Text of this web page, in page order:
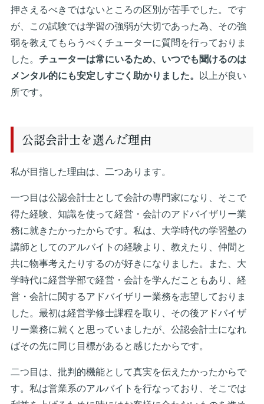
押さえるべきではないところの区別が苦手でした。です
が、この試験では学習の強弱が大切であった為、その強
弱を教えてもらうべくチューターに質問を行っておりま
した。 チューターは常にいるため、いつでも聞けるのは
メンタル的にも安定しすごく助かりました。
以上が良い
所です。
公認会計士を選んだ理由
私が目指した理由は、二つあります。
一つ目は公認会計士として会計の専門家になり、そこで
得た経験、知識を使って経営・会計のアドバイザリー業
務に就きたかったからです。私は、大学時代の学習塾の
講師としてのアルバイトの経験より、教えたり、仲間と
共に物事考えたりするのが好きになりました。また、大
学時代に経営学部で経営・会計を学んだこともあり、経
営・会計に関するアドバイザリー業務を志望しておりま
した。最初は経営学修士課程を取り、その後アドバイザ
リー業務に就くと思っていましたが、公認会計士になれ
ばその先に同じ目標があると感じたからです。
二つ目は、批判的機能として真実を伝えたかったからで
す。私は営業系のアルバイトを行なっており、そこでは